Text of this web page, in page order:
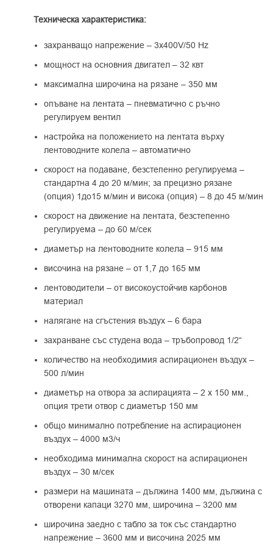
Техническа характеристика:
захранващо напрежение – 3x400V/50 Hz
мощност на основния двигател – 32 квт
максимална широчина на рязане – 350 мм
опъване на лентата – пневматично с ръчно
регулируем вентил
настройка на положението на лентата върху
лентоводните колела – автоматично
скорост на подаване, безстепенно регулируема –
стандартна 4 до 20 м/мин; за прецизно рязане
(опция) 1до15 м/мин и висока (опция) – 8 до 45 м/мин
скорост на движение на лентата, безстепенно
регулируема – до 60 м/сек
диаметър на лентоводните колела – 915 мм
височина на рязане – от 1,7 до 165 мм
лентоводители – от високоустойчив карбонов
материал
налягане на сгъстения въздух – 6 бара
захранване със студена вода – тръбопровод 1/2“
количество на необходимия аспирационен въздух –
500 л/мин
диаметър на отвора за аспирацията – 2 х 150 мм.,
опция трети отвор с диаметър 150 мм
общо минимално потребление на аспирационен
въздух – 4000 м3/ч
необходима минимална скорост на аспирационен
въздух – 30 м/сек
размери на машината – дължина 1400 мм, дължина с
отворени капаци 3270 мм, широчина – 3200 мм
широчина заедно с табло за ток със стандартно
напрежение – 3600 мм и височина 2025 мм